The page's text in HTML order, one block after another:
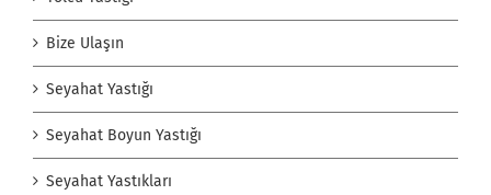
Bize Ulaşın
Seyahat Yastığı
Seyahat Boyun Yastığı
Seyahat Yastıkları